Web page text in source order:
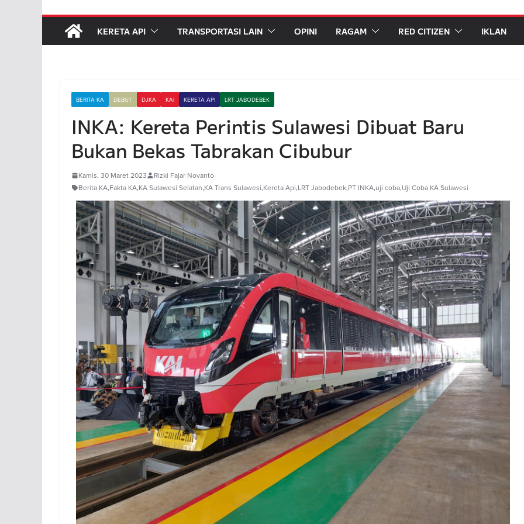
KERETA API TRANSPORTASI LAIN OPINI RAGAM RED CITIZEN IKLAN
BERITA KA DEBUT DJKA KAI KERETA API LRT JABODEBEK
INKA: Kereta Perintis Sulawesi Dibuat Baru
Bukan Bekas Tabrakan Cibubur
Kamis, 30 Maret 2023
Rizki Fajar Novanto
Berita KA,Fakta KA,KA Sulawesi Selatan,KA Trans Sulawesi,Kereta Api,LRT Jabodebek,PT INKA,uji coba,Uji Coba KA Sulawesi